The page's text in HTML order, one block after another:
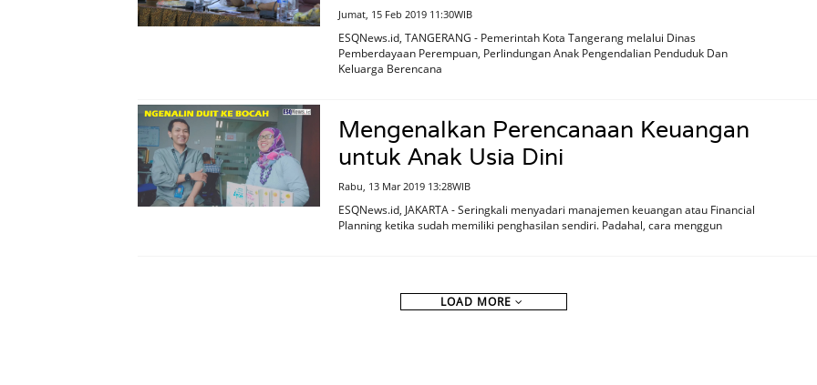
Jumat, 15 Feb 2019 11:30WIB
ESQNews.id, TANGERANG - Pemerintah Kota Tangerang melalui Dinas
Pemberdayaan Perempuan, Perlindungan Anak Pengendalian Penduduk Dan
Keluarga Berencana
Mengenalkan Perencanaan Keuangan
untuk Anak Usia Dini
Rabu, 13 Mar 2019 13:28WIB
ESQNews.id, JAKARTA - Seringkali menyadari manajemen keuangan atau Financial
Planning ketika sudah memiliki penghasilan sendiri. Padahal, cara menggun
LOAD MORE